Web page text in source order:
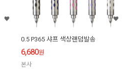
0.5 P365 샤프 색상랜덤발송
6,680원
본사